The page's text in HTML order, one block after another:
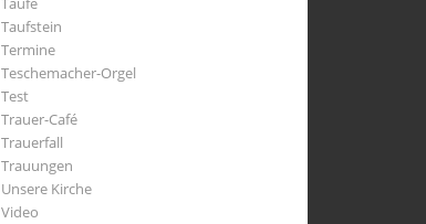
Taufstein
Termine
Teschemacher-Orgel
Test
Trauer-Café
Trauerfall
Trauungen
Unsere Kirche
Video